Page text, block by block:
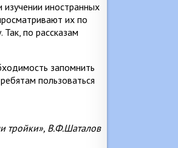
иностранных
их по
по рассказам
запомнить
пользоваться
тройки», В.Ф.Шаталов